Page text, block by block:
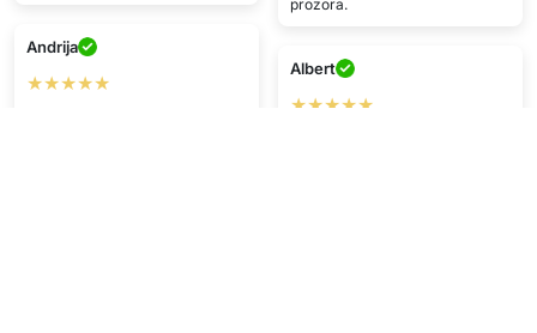
prozora.
Andrija
★★★★★
Albert
★★★★★